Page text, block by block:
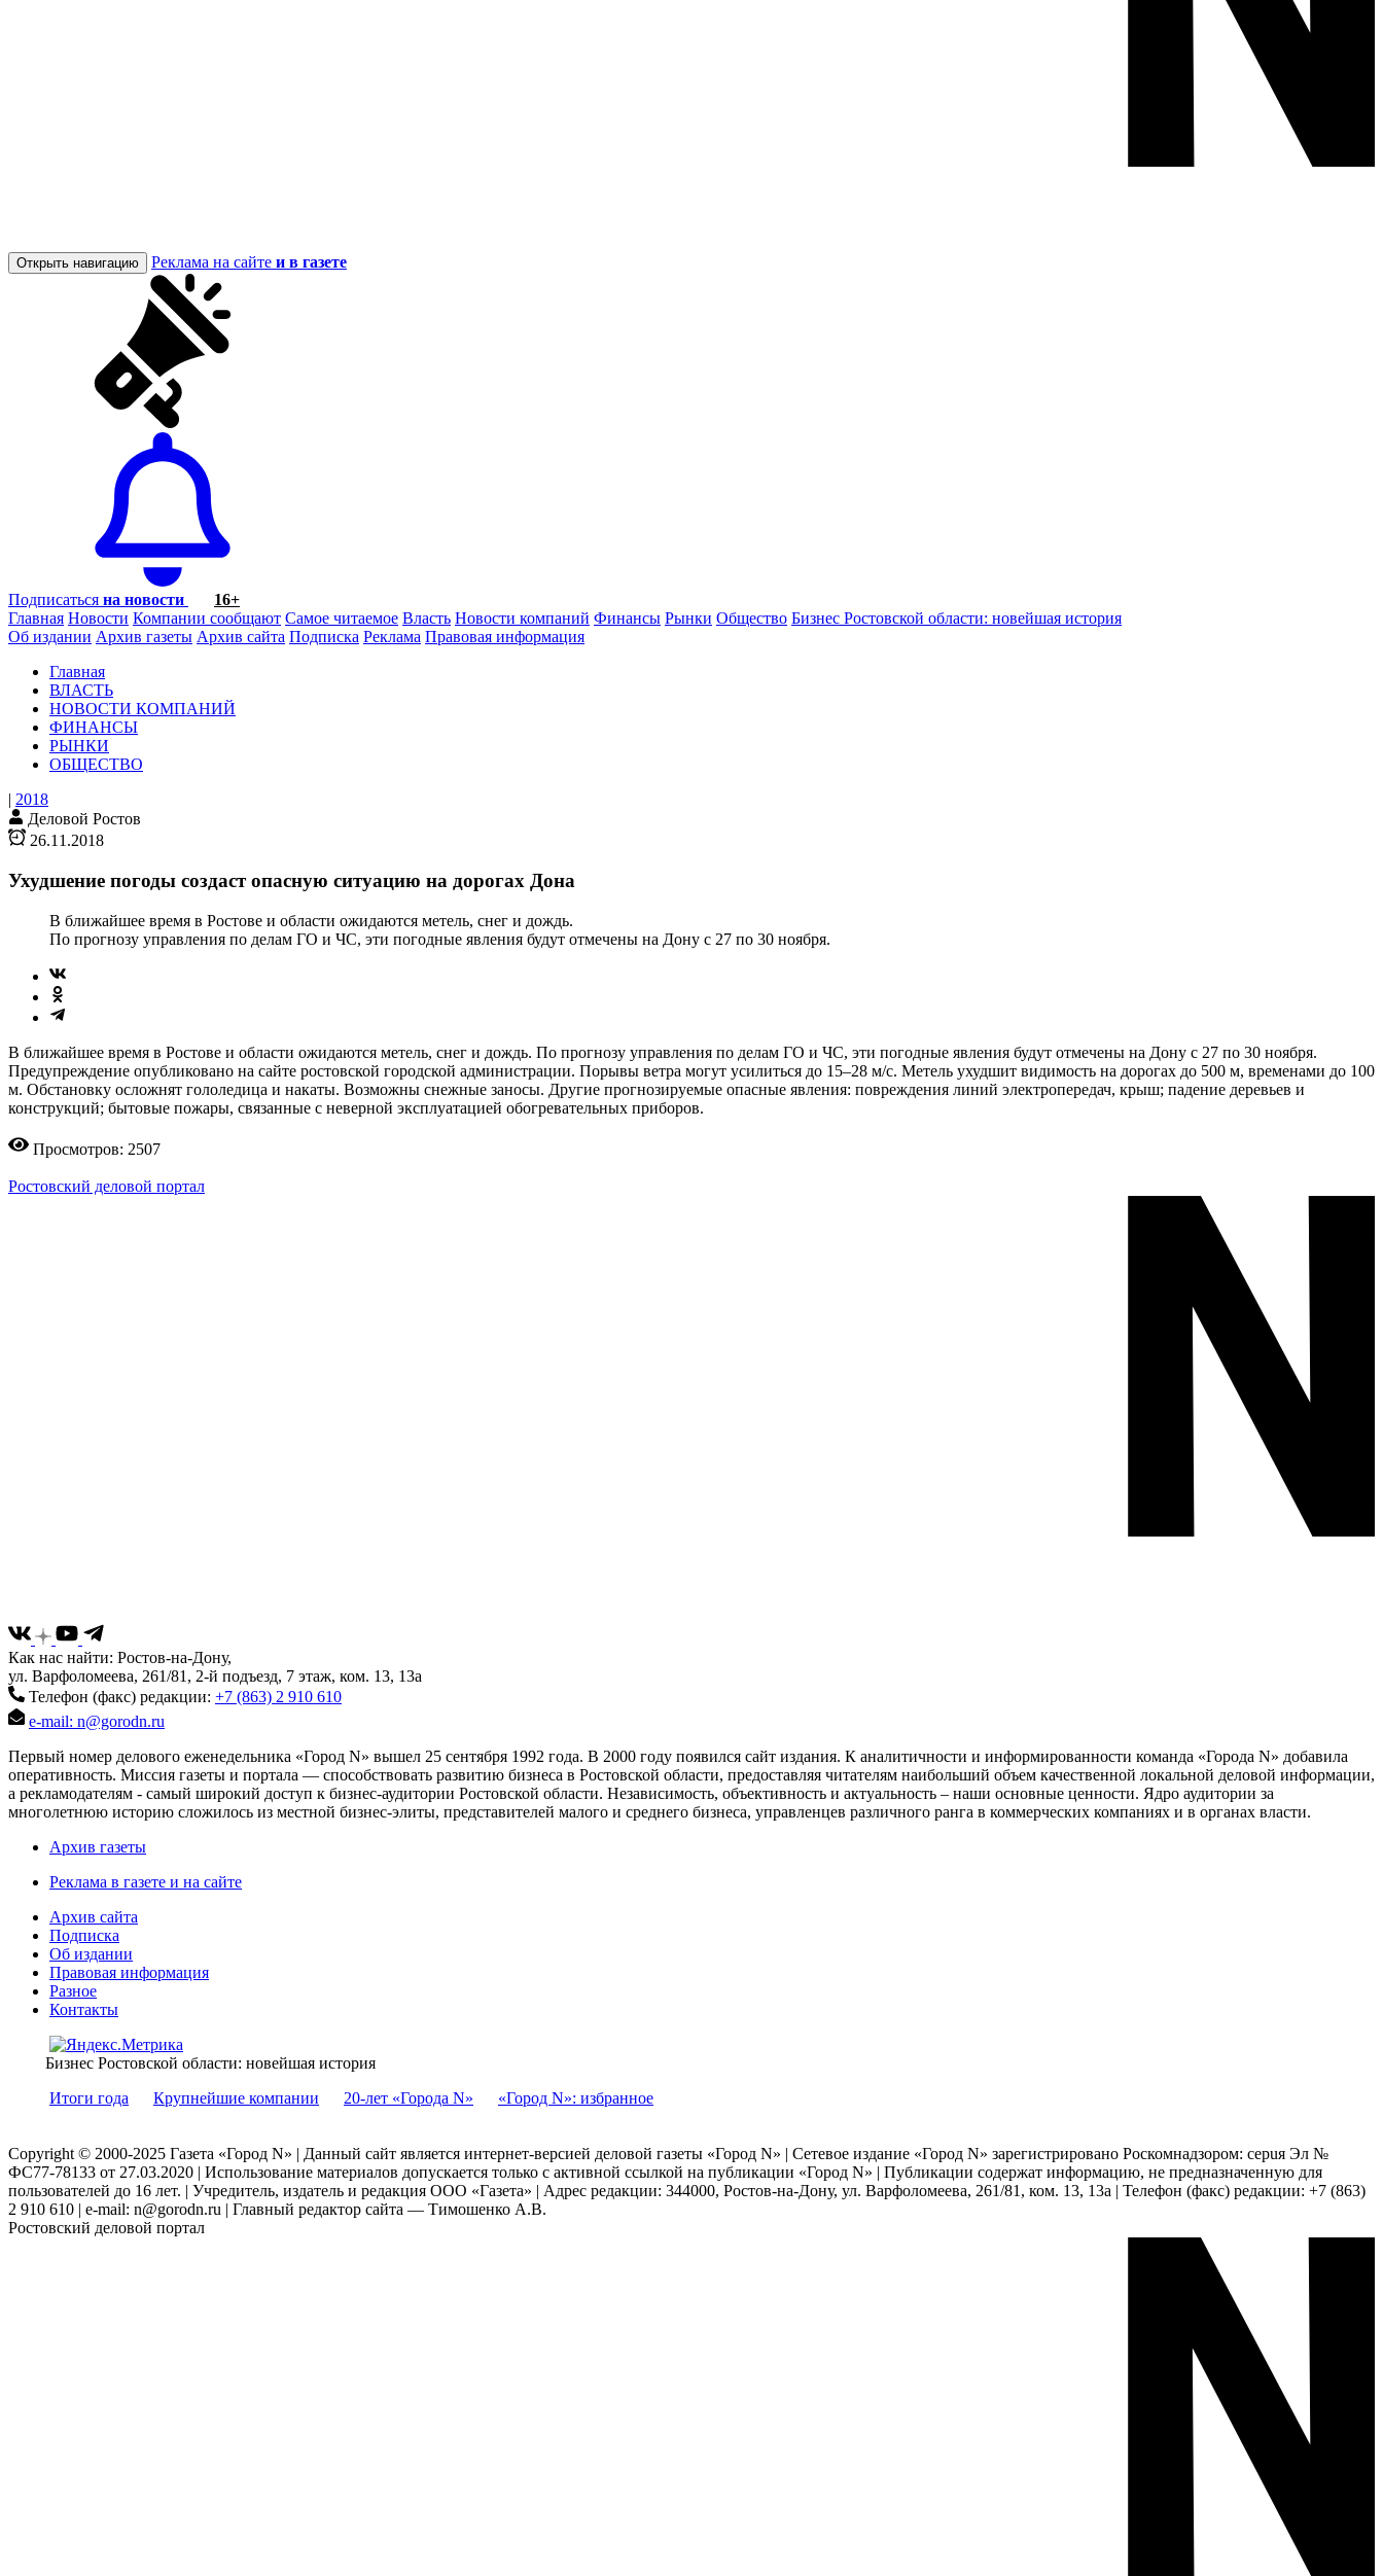
Открыть навигацию Реклама на сайте и в газете
Подписаться на новости
16+
Главная Новости Компании сообщают Самое читаемое Власть Новости компаний Финансы Рынки Общество Бизнес Ростовской области: новейшая история
Об издании Архив газеты Архив сайта Подписка Реклама Правовая информация
Главная
ВЛАСТЬ
НОВОСТИ КОМПАНИЙ
ФИНАНСЫ
РЫНКИ
ОБЩЕСТВО
| 2018
Деловой Ростов
26.11.2018
Ухудшение погоды создаст опасную ситуацию на дорогах Дона
В ближайшее время в Ростове и области ожидаются метель, снег и дождь.
По прогнозу управления по делам ГО и ЧС, эти погодные явления будут отмечены на Дону с 27 по 30 ноября.
В ближайшее время в Ростове и области ожидаются метель, снег и дождь. По прогнозу управления по делам ГО и ЧС, эти погодные явления будут отмечены на Дону с 27 по 30 ноября.
Предупреждение опубликовано на сайте ростовской городской администрации. Порывы ветра могут усилиться до 15–28 м/с. Метель ухудшит видимость на дорогах до 500 м, временами до 100
м. Обстановку осложнят гололедица и накаты. Возможны снежные заносы. Другие прогнозируемые опасные явления: повреждения линий электропередач, крыш; падение деревьев и
конструкций; бытовые пожары, связанные с неверной эксплуатацией обогревательных приборов.
Просмотров: 2507
Ростовский деловой портал
Как нас найти: Ростов-на-Дону,
ул. Варфоломеева, 261/81, 2-й подъезд, 7 этаж, ком. 13, 13а
Телефон (факс) редакции: +7 (863) 2 910 610
e-mail: n@gorodn.ru
Первый номер делового еженедельника «Город N» вышел 25 сентября 1992 года. В 2000 году появился сайт издания. К аналитичности и информированности команда «Города N» добавила
оперативность. Миссия газеты и портала — способствовать развитию бизнеса в Ростовской области, предоставляя читателям наибольший объем качественной локальной деловой информации,
а рекламодателям - самый широкий доступ к бизнес-аудитории Ростовской области. Независимость, объективность и актуальность – наши основные ценности. Ядро аудитории за
многолетнюю историю сложилось из местной бизнес-элиты, представителей малого и среднего бизнеса, управленцев различного ранга в коммерческих компаниях и в органах власти.
Архив газеты
Реклама в газете и на сайте
Архив сайта
Подписка
Об издании
Правовая информация
Разное
Контакты
Бизнес Ростовской области: новейшая история
Итоги года
Крупнейшие компании 20-лет «Города N» «Город N»: избранное
Copyright © 2000-2025 Газета «Город N» | Данный сайт является интернет-версией деловой газеты «Город N» | Сетевое издание «Город N» зарегистрировано Роскомнадзором: серuя Эл №
ФС77-78133 от 27.03.2020 | Использование материалов допускается только с активной ссылкой на публикации «Город N» | Публикации содержат информацию, не предназначенную для
пользователей до 16 лет. | Учредитель, издатель и редакция ООО «Газета» | Адрес редакции: 344000, Ростов-на-Дону, ул. Варфоломеева, 261/81, ком. 13, 13а | Телефон (факс) редакции: +7 (863)
2 910 610 | e-mail: n@gorodn.ru | Главный редактор сайта — Тимошенко А.В.
Ростовский деловой портал